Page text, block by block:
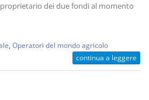
dei due fondi al momento
Operatori del mondo agricolo
continua a leggere